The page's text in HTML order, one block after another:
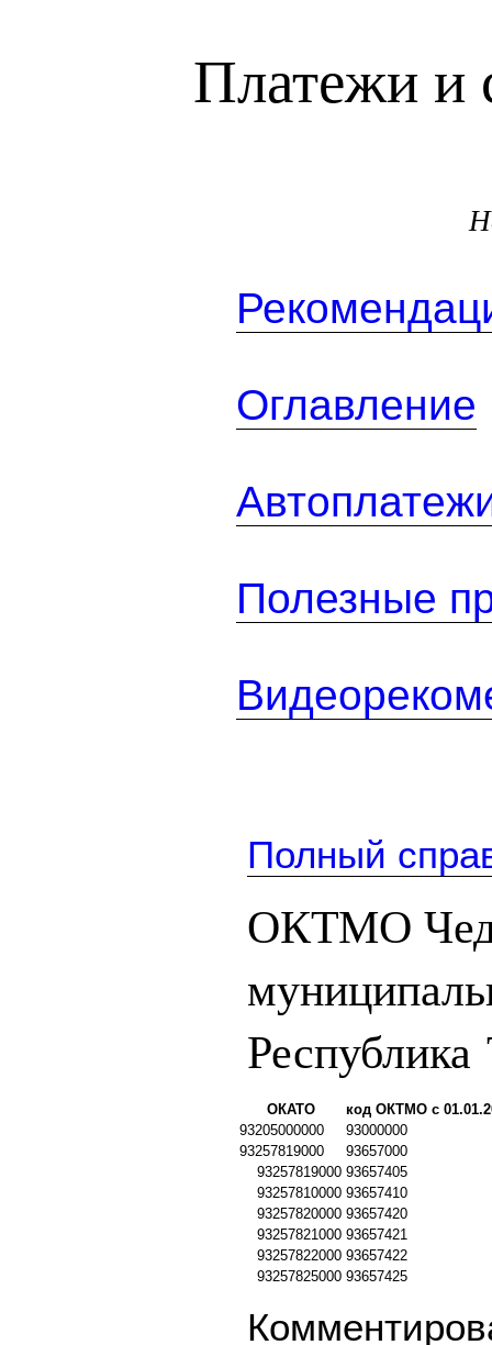
Платежи и
Оглавление
Полезные
Полный
ОКТМО
ОКАТО
код ОКТМО с
93205000000
93000000
93257819000
93657000
93257819000 93657405
93257810000 93657410
93257820000 93657420
93257821000 93657421
93257822000 93657422
93257825000 93657425